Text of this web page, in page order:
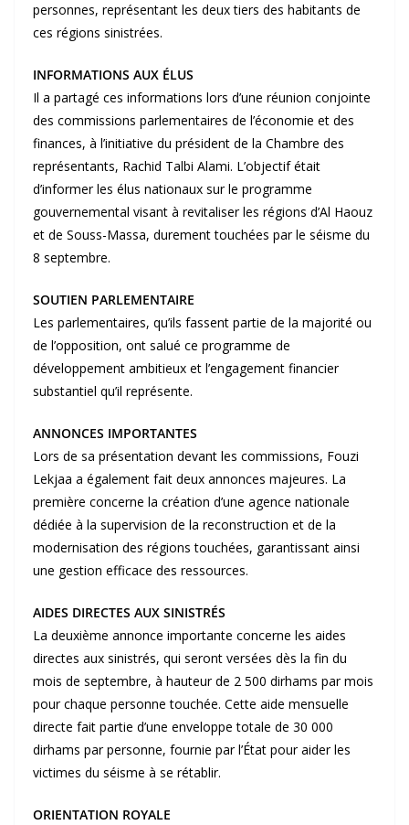
personnes, représentant les deux tiers des habitants de
ces régions sinistrées.
INFORMATIONS AUX ÉLUS
Il a partagé ces informations lors d’une réunion conjointe
des commissions parlementaires de l’économie et des
finances, à l’initiative du président de la Chambre des
représentants, Rachid Talbi Alami. L’objectif était
d’informer les élus nationaux sur le programme
gouvernemental visant à revitaliser les régions d’Al Haouz
et de Souss-Massa, durement touchées par le séisme du
8 septembre.
SOUTIEN PARLEMENTAIRE
Les parlementaires, qu’ils fassent partie de la majorité ou
de l’opposition, ont salué ce programme de
développement ambitieux et l’engagement financier
substantiel qu’il représente.
ANNONCES IMPORTANTES
Lors de sa présentation devant les commissions, Fouzi
Lekjaa a également fait deux annonces majeures. La
première concerne la création d’une agence nationale
dédiée à la supervision de la reconstruction et de la
modernisation des régions touchées, garantissant ainsi
une gestion efficace des ressources.
AIDES DIRECTES AUX SINISTRÉS
La deuxième annonce importante concerne les aides
directes aux sinistrés, qui seront versées dès la fin du
mois de septembre, à hauteur de 2 500 dirhams par mois
pour chaque personne touchée. Cette aide mensuelle
directe fait partie d’une enveloppe totale de 30 000
dirhams par personne, fournie par l’État pour aider les
victimes du séisme à se rétablir.
ORIENTATION ROYALE